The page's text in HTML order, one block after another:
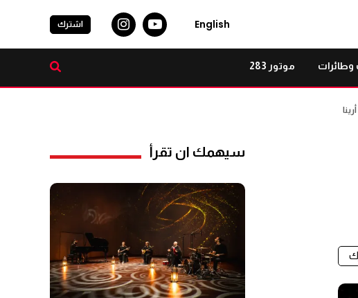
English اشترك
موتور 283
سيهمك ان تقرأ